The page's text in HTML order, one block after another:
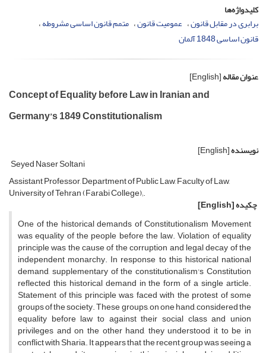
کلیدواژه‌ها
برابری در مقابل قانون عمومیت قانون متمم قانون اساسی مشروطه
قانون اساسی 1848 آلمان
عنوان مقاله[English]
Concept of Equality before Law in Iranian and
Germany’s 1849 Constitutionalism
نویسنده[English]
Seyed Naser Soltani
Assistant Professor, Department of Public Law, Faculty of Law,
University of Tehran (Farabi College);.
چکیده[English]
One of the historical demands of Constitutionalism Movement
was equality of the people before the law. Violation of equality
principle was the cause of the corruption and legal decay of the
independent monarchy. In response to this historical national
demand, supplementary of the constitutionalism's Constitution
reflected this historical demand in the form of a single article.
Statement of this principle was faced with the protest of some
groups of the society. These groups, on one hand, considered the
equality before law to against their social class and union
privileges and on the other hand, they understood it to be in
conflict with Sharia. It appears that the recent group was seeing a